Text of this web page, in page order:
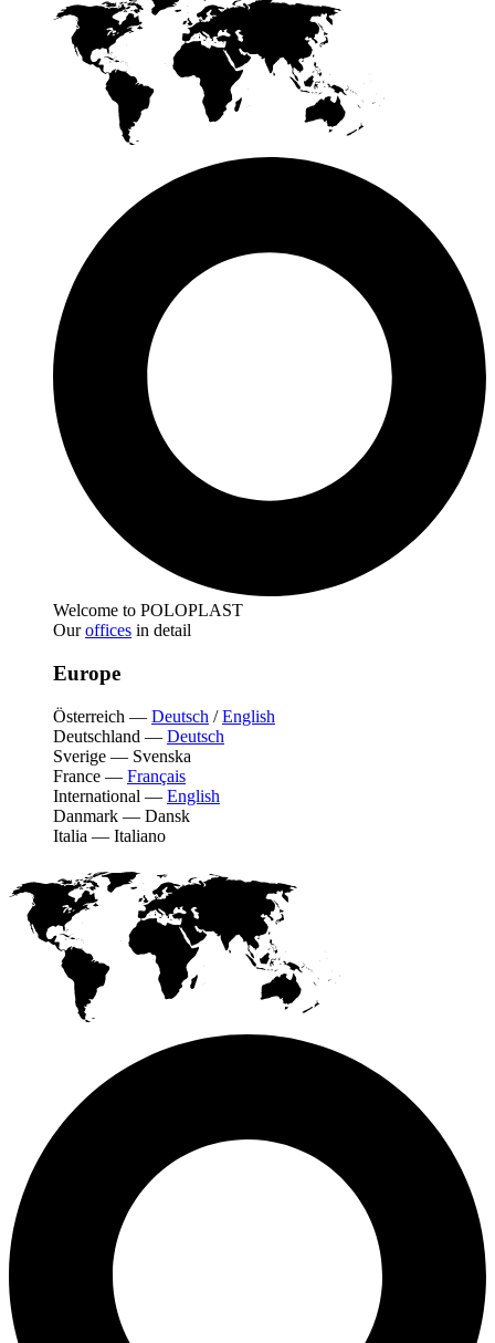
Welcome to POLOPLAST
Ouroffices in detail
Europe
Österreich — Deutsch /English
Deutschland — Deutsch
Sverige — Svenska
France — Français
International — English
Danmark — Dansk
Italia — Italiano